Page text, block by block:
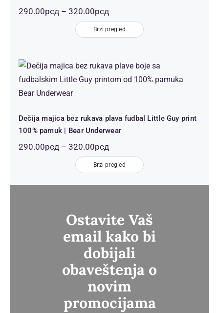
290.00рсд – 320.00рсдРаспон
цена:
од
290.00рсд
Brzi pregled
Dečija majica bez rukava plava
fudbal Little Guy print 100% pamuk
| Bear Underwear
Dečija majica bez rukava plava fudbal Little Guy print
100% pamuk | Bear Underwear
290.00рсд – 320.00рсдРаспон
цена:
од
290.00рсд
до
Brzi pregled
Ostavite Vaš
email kako bi
dobijali
obaveštenja o
novim
promocijama